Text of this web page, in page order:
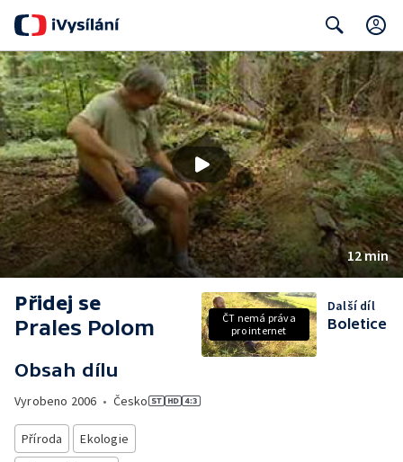
Search
12 min
Přidej se
Prales Polom
Obsah dílu
Vyrobeno 2006 • Česko
Příroda
Ekologie
ČT nemá práva
pro internet
Další díl
Boletice